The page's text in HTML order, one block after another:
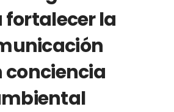
fortalecer la
conciencia